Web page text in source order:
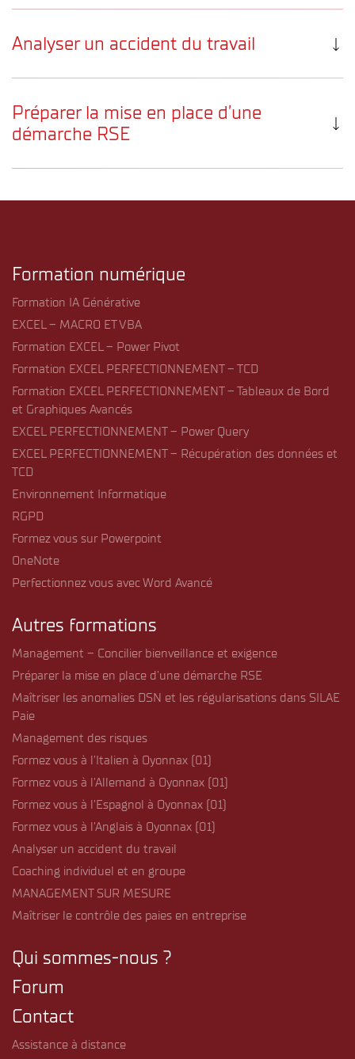
Référent Santé et Sécurité – Niveau 2
Analyser un accident du travail
Analyser un accident du travail
Préparer la mise en place d’une
démarche RSE
Préparer la mise en place d’une démarche RSE
Formation numérique
Formation IA Générative
EXCEL – MACRO ET VBA
Formation EXCEL – Power Pivot
Formation EXCEL PERFECTIONNEMENT – TCD
Formation EXCEL PERFECTIONNEMENT – Tableaux de Bord
et Graphiques Avancés
EXCEL PERFECTIONNEMENT – Power Query
EXCEL PERFECTIONNEMENT – Récupération des données et
TCD
Environnement Informatique
RGPD
Formez vous sur Powerpoint
OneNote
Perfectionnez vous avec Word Avancé
Autres formations
Management – Concilier bienveillance et exigence
Préparer la mise en place d’une démarche RSE
Maîtriser les anomalies DSN et les régularisations dans SILAE
Paie
Management des risques
Formez vous à l’Italien à Oyonnax (01)
Formez vous à l’Allemand à Oyonnax (01)
Formez vous à l’Espagnol à Oyonnax (01)
Formez vous à l’Anglais à Oyonnax (01)
Analyser un accident du travail
Coaching individuel et en groupe
MANAGEMENT SUR MESURE
Maîtriser le contrôle des paies en entreprise
Qui sommes-nous ?
Forum
Contact
Assistance à distance